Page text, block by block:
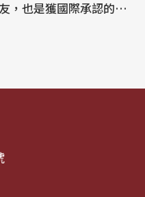
，也是獲國際承認的葉